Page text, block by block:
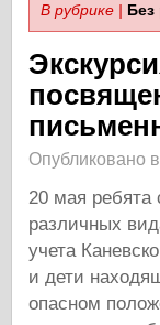
В рубрике | Без
Опубликовано
20 мая ребята
различных
учета
и дети
опасном